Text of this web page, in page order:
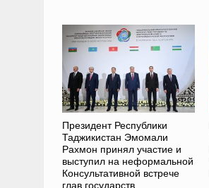
Президент Республики
Таджикистан Эмомали
Рахмон принял участие и
выступил на неформальной
Консультативной встрече
глав государств